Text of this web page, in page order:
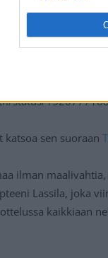
jo
loppua.
status/
sen suoraan
ilman
Lassila, joka
kaikkiaan